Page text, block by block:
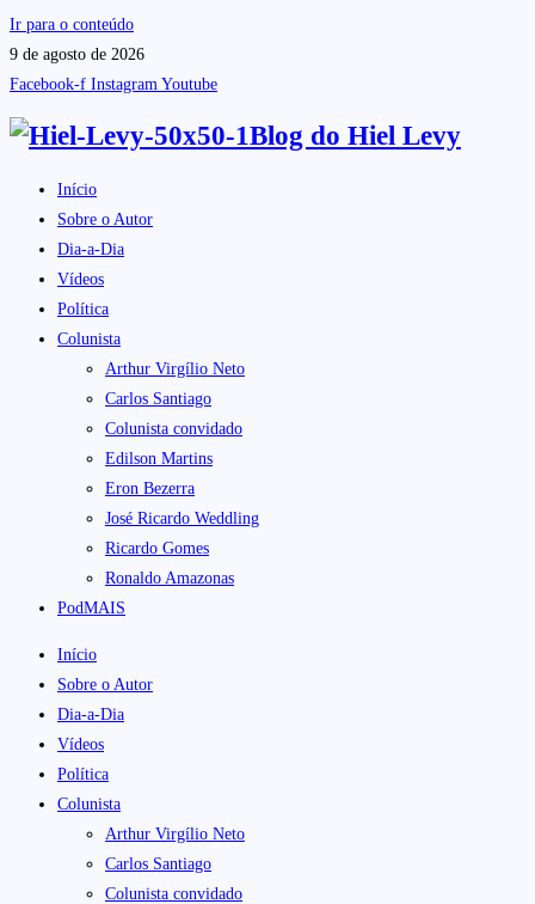
Ir para o conteúdo
9 de agosto de 2026
Facebook-f Instagram Youtube
Blog do Hiel Levy
Início
Sobre o Autor
Dia-a-Dia
Vídeos
Política
Colunista
Arthur Virgílio Neto
Carlos Santiago
Colunista convidado
Edilson Martins
Eron Bezerra
José Ricardo Weddling
Ricardo Gomes
Ronaldo Amazonas
PodMAIS
Início
Sobre o Autor
Dia-a-Dia
Vídeos
Política
Colunista
Arthur Virgílio Neto
Carlos Santiago
Colunista convidado